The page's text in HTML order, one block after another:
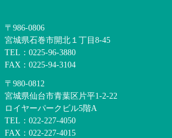
〒986-0806
宮城県石巻市開北１丁目8-45
TEL：0225-96-3880
FAX：0225-94-3104
〒980-0812
宮城県仙台市青葉区片平1-2-22
ロイヤーパークビル5階A
TEL：022-227-4050
FAX：022-227-4015